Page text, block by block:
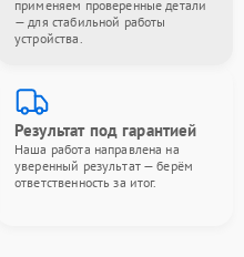
применяем проверенные детали
— для стабильной работы
устройства.
Результат под гарантией
Наша работа направлена на
уверенный результат — берём
ответственность за итог.